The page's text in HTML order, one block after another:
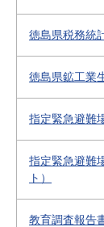
徳島県税務統
徳島県鉱工業
指定緊急避難
指定緊急避難
ト）
教育調査報告